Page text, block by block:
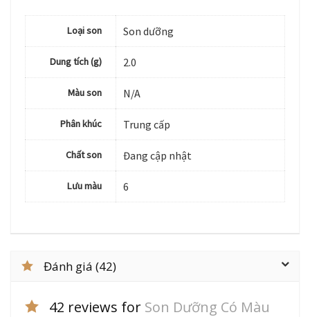
Loại son Son dưỡng
Dung tích (g) 2.0
Màu son N/A
Phân khúc Trung cấp
Chất son Đang cập nhật
Lưu màu 6
Đánh giá (42)
42 reviews for Son Dưỡng Có Màu